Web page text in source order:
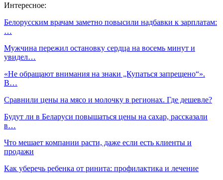
Интересное:
Белорусским врачам заметно повысили надбавки к зарплатам:
…
Мужчина пережил остановку сердца на восемь минут и
увидел…
«Не обращают внимания на знаки „Купаться запрещено“».
В…
Сравнили цены на мясо и молочку в регионах. Где дешевле?
Будут ли в Беларуси повышаться цены на сахар, рассказали
в…
Что мешает компании расти, даже если есть клиенты и
продажи
Как уберечь ребенка от ринита: профилактика и лечение